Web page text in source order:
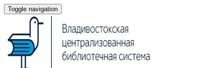
Toggle navigation